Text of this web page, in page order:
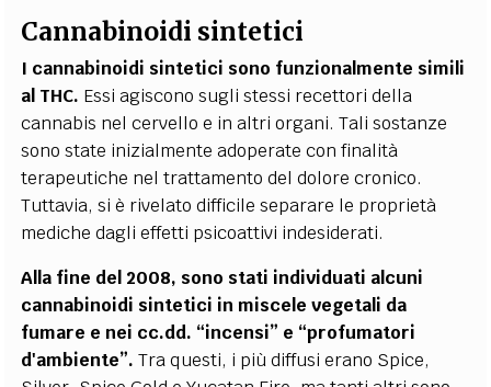
Cannabinoidi sintetici
I cannabinoidi sintetici sono funzionalmente simili
al THC. Essi agiscono sugli stessi recettori della
cannabis nel cervello e in altri organi. Tali sostanze
sono state inizialmente adoperate con finalità
terapeutiche nel trattamento del dolore cronico.
Tuttavia, si è rivelato difficile separare le proprietà
mediche dagli effetti psicoattivi indesiderati.
Alla fine del 2008, sono stati individuati alcuni
cannabinoidi sintetici in miscele vegetali da
fumare e nei cc.dd. “incensi” e “profumatori
d'ambiente”. Tra questi, i più diffusi erano Spice,